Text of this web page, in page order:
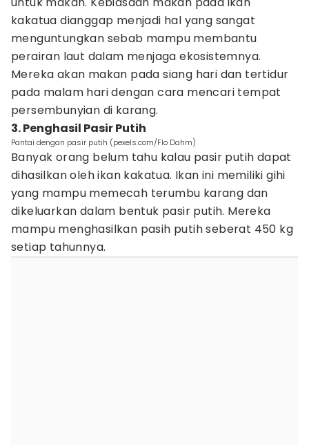
kakatua dianggap menjadi hal yang sangat
menguntungkan sebab mampu membantu
perairan laut dalam menjaga ekosistemnya.
Mereka akan makan pada siang hari dan tertidur
pada malam hari dengan cara mencari tempat
persembunyian di karang.
3. Penghasil Pasir Putih
Pantai dengan pasir putih (pexels.com/Flo Dahm)
Banyak orang belum tahu kalau pasir putih dapat
dihasilkan oleh ikan kakatua. Ikan ini memiliki gihi
yang mampu memecah terumbu karang dan
dikeluarkan dalam bentuk pasir putih. Mereka
mampu menghasilkan pasih putih seberat 450 kg
setiap tahunnya.